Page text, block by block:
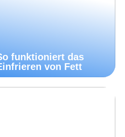
funktioniert das
von Fett